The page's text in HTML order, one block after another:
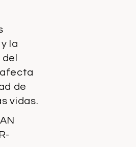
la
de
vidas.